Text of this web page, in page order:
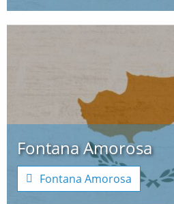
Fontana Amorosa
Fontana Amorosa